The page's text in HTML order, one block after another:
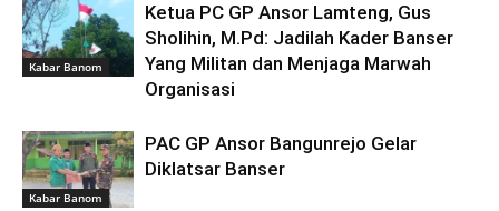
Kabar Banom
Ketua PC GP Ansor Lamteng, Gus
Sholihin, M.Pd: Jadilah Kader Banser
Yang Militan dan Menjaga Marwah
Organisasi
Kabar Banom
PAC GP Ansor Bangunrejo Gelar
Diklatsar Banser